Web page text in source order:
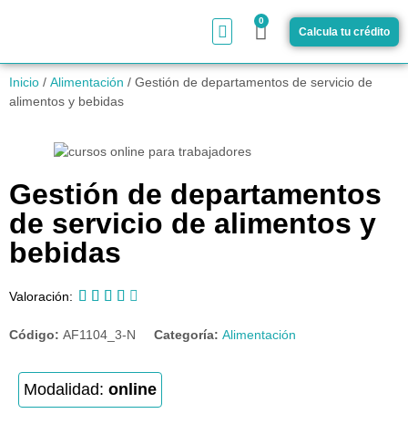
0
Calcula tu crédito
Inicio / Alimentación / Gestión de departamentos de servicio de
alimentos y bebidas
Gestión de departamentos
de servicio de alimentos y
bebidas
Valoración:     
Código: AF1104_3-N Categoría: Alimentación
Modalidad: online